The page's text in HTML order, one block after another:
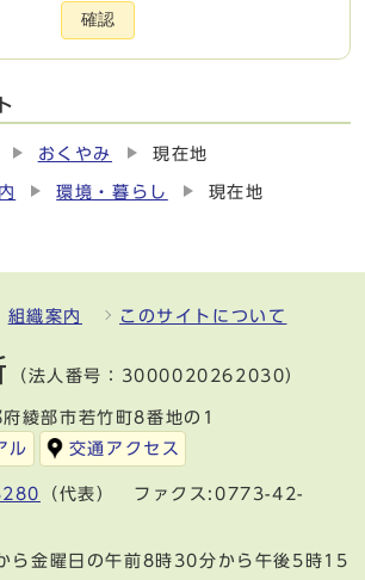
確認
おくやみ 現在地
環境・暮らし 現在地
組織案内 このサイトについて
（法人番号：3000020262030）
綾部市若竹町8番地の1
ル
交通アクセス
（代表） ファクス:0773-42-
ら金曜日の午前8時30分から午後5時15